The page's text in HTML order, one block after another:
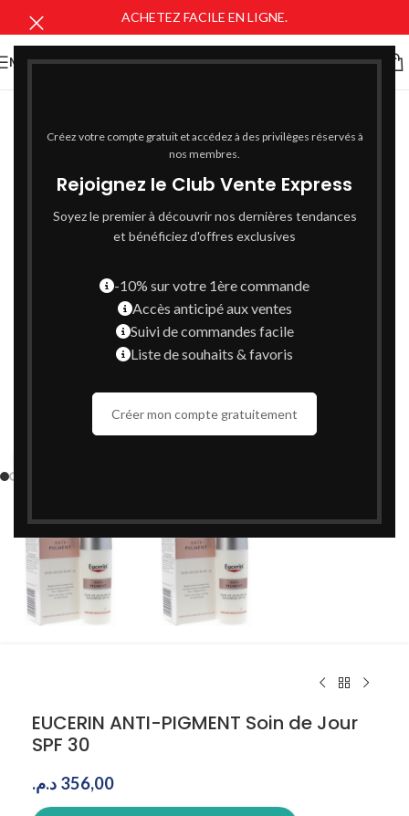
Créez votre compte gratuit et accédez à des privilèges réservés à
nos membres.
Rejoignez le Club Vente Express
Soyez le premier à découvrir nos dernières tendances
et bénéficiez d'offres exclusives
-10% sur votre 1ère commande
Accès anticipé aux ventes
Suivi de commandes facile
Liste de souhaits & favoris
Créer mon compte gratuitement
ACHETEZ FACILE EN LIGNE.
MENU
EUCERIN ANTI-PIGMENT Soin de Jour
SPF 30
356,00 د.م.